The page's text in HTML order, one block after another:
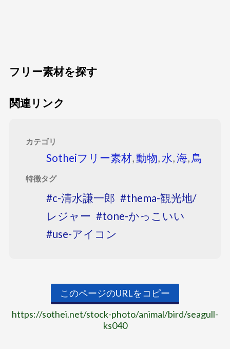
フリー素材を探す
関連リンク
カテゴリ
Sotheiフリー素材,動物, 水,海, 鳥
特徴タグ
c-清水謙一郎
thema-観光地/
レジャー
tone-かっこいい
use-アイコン
このページのURLをコピー
https://sothei.net/stock-photo/animal/bird/seagull-
ks040